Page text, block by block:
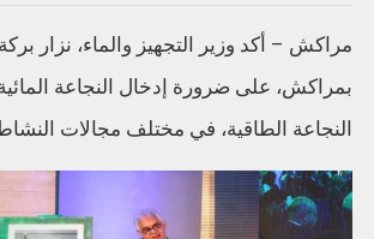
مراكش – أكد وزير التجهيز والماء، نزار
بمراكش، على ضرورة إدخال النجاعة المائية
النجاعة الطاقية، في مختلف مجالات